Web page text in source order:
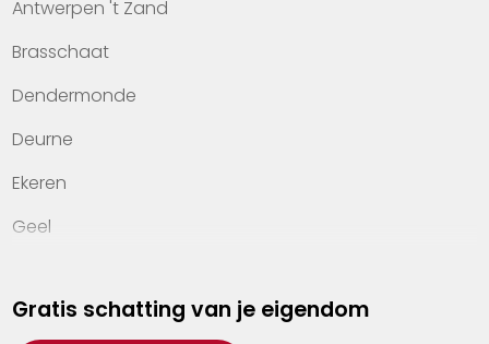
Kantoren
Veelgestelde vragen
Werken bij Heylen Vastgoed
Contact
Antwerpen 't Zand
Brasschaat
Dendermonde
Deurne
Ekeren
Geel
Hasselt
Gratis schatting van je eigendom